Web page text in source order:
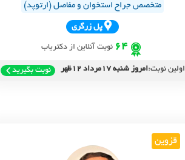
متخصص جراح استخوان و مفاصل (ارتوپد)
پل زرگري
64 نوبت آنلاین از دکتریاب
اولین نوبت:امروز شنبه 17مرداد 12ظهر نوبت بگیرید
قزوین